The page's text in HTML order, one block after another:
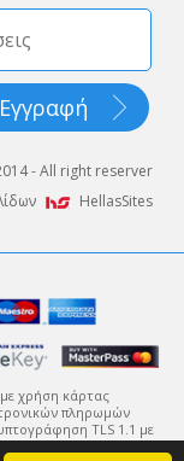
- All right reserver
HellasSites
χρήση κάρτας
πληρωμών
TLS 1.1 με
Layer - SSL).